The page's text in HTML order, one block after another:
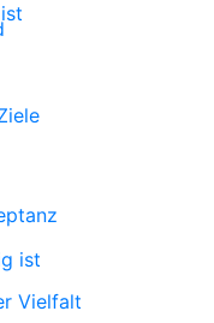
Vielfalt
ist